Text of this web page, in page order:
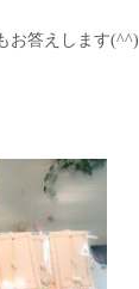
お答えします(^^)